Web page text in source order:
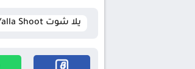
يلا شوت Yalla Shoot